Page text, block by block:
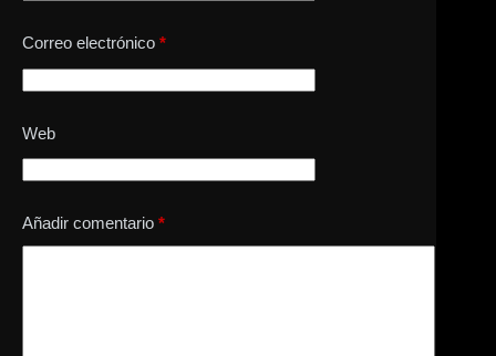
Correo electrónico *
Web
Añadir comentario *